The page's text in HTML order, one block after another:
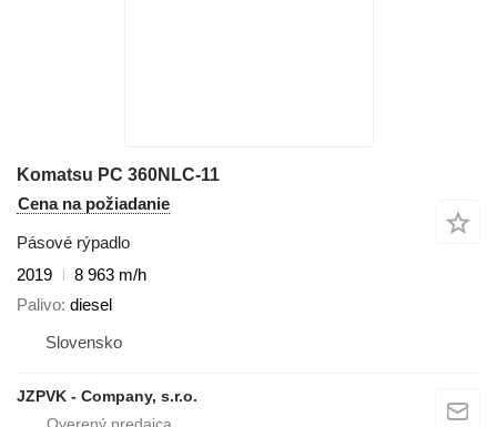
Komatsu PC 360NLC-11
Cena na požiadanie
Pásové rýpadlo
2019
8 963 m/h
Palivo diesel
Slovensko
JZPVK - Company, s.r.o.